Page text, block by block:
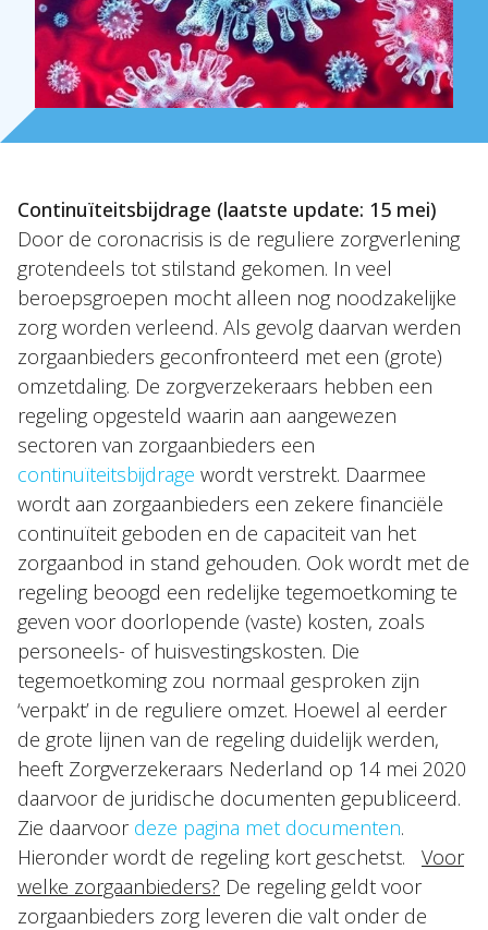
Onze mensen
Expertises
Topics
Internationaal
Nieuws
NL EN DE FR
Continuïteitsbijdrage (laatste update: 15 mei)
Door de coronacrisis is de reguliere zorgverlening
grotendeels tot stilstand gekomen. In veel
beroepsgroepen mocht alleen nog noodzakelijke
zorg worden verleend. Als gevolg daarvan werden
zorgaanbieders geconfronteerd met een (grote)
omzetdaling. De zorgverzekeraars hebben een
regeling opgesteld waarin aan aangewezen
sectoren van zorgaanbieders een
continuïteitsbijdrage wordt verstrekt. Daarmee
wordt aan zorgaanbieders een zekere financiële
continuïteit geboden en de capaciteit van het
zorgaanbod in stand gehouden. Ook wordt met de
regeling beoogd een redelijke tegemoetkoming te
geven voor doorlopende (vaste) kosten, zoals
personeels- of huisvestingskosten. Die
tegemoetkoming zou normaal gesproken zijn
‘verpakt’ in de reguliere omzet. Hoewel al eerder
de grote lijnen van de regeling duidelijk werden,
heeft Zorgverzekeraars Nederland op 14 mei 2020
daarvoor de juridische documenten gepubliceerd.
Zie daarvoor deze pagina met documenten.
Hieronder wordt de regeling kort geschetst. Voor
welke zorgaanbieders? De regeling geldt voor
zorgaanbieders zorg leveren die valt onder de